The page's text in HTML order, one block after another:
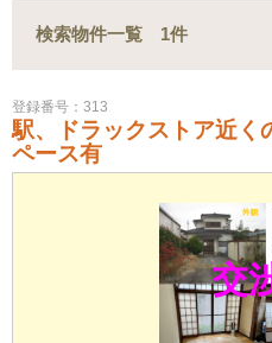
検索物件一覧 1件
登録番号：313
駅、ドラックストア近
ペース有
交